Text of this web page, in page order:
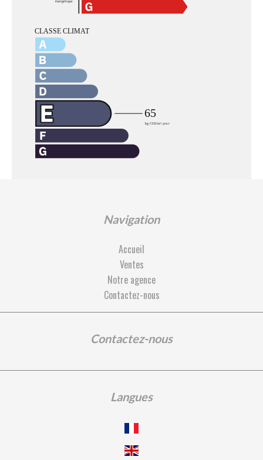
Navigation
Accueil
Ventes
Notre agence
Contactez-nous
Contactez-nous
Langues